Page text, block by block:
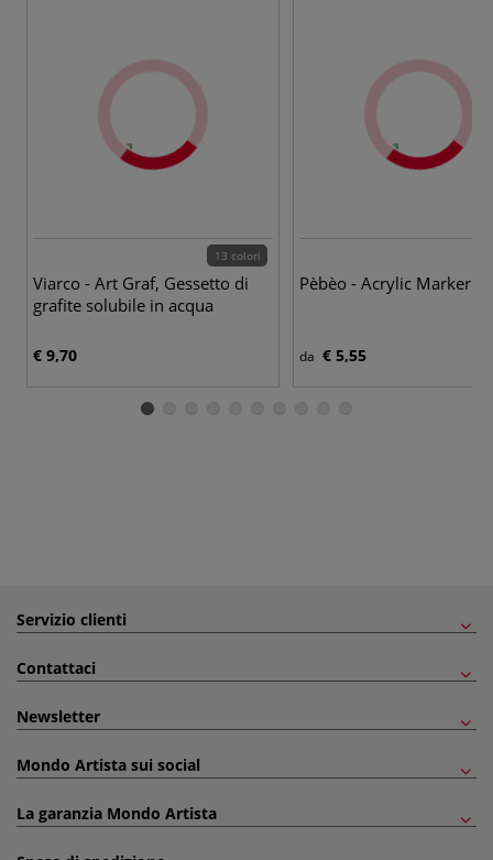
13 colori
Viarco - Art Graf, Gessetto di
grafite solubile in acqua
€ 9,70
Pèbèo - Acrylic Marker
da € 5,55
Servizio clienti
Contattaci
Newsletter
Mondo Artista sui social
La garanzia Mondo Artista